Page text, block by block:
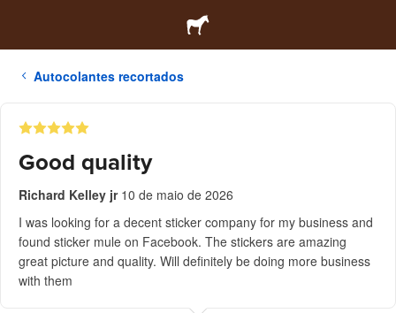
Autocolantes recortados
Good quality
Richard Kelley jr 10 de maio de 2026
I was looking for a decent sticker company for my business and
found sticker mule on Facebook. The stickers are amazing
great picture and quality. Will definitely be doing more business
with them